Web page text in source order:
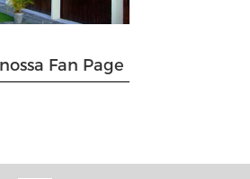
Fan Page